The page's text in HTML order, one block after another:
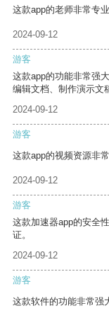
这款app的老师非常专
2024-09-12
游客
这款app的功能非常强
编辑文档、制作演示文
2024-09-12
游客
这款app的视频资源非
2024-09-12
游客
这款加速器app的安全
证。
2024-09-12
游客
这款软件的功能非常强